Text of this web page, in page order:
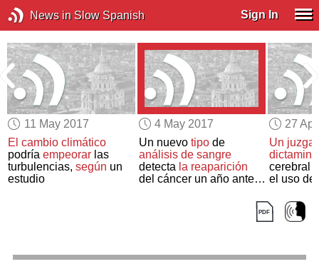
News in Slow Spanish Sign In
11 May 2017
El cambio climático
podríaempeorar las
turbulencias,según un
estudio
4 May 2017
Un nuevo tipode
análisis de sangre
detecta la reaparición
del cáncer un año antes
27
Un
dictamina
cerebral
el uso